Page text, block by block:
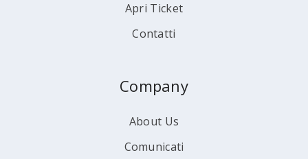
Apri Ticket
Contatti
Company
About Us
Comunicati